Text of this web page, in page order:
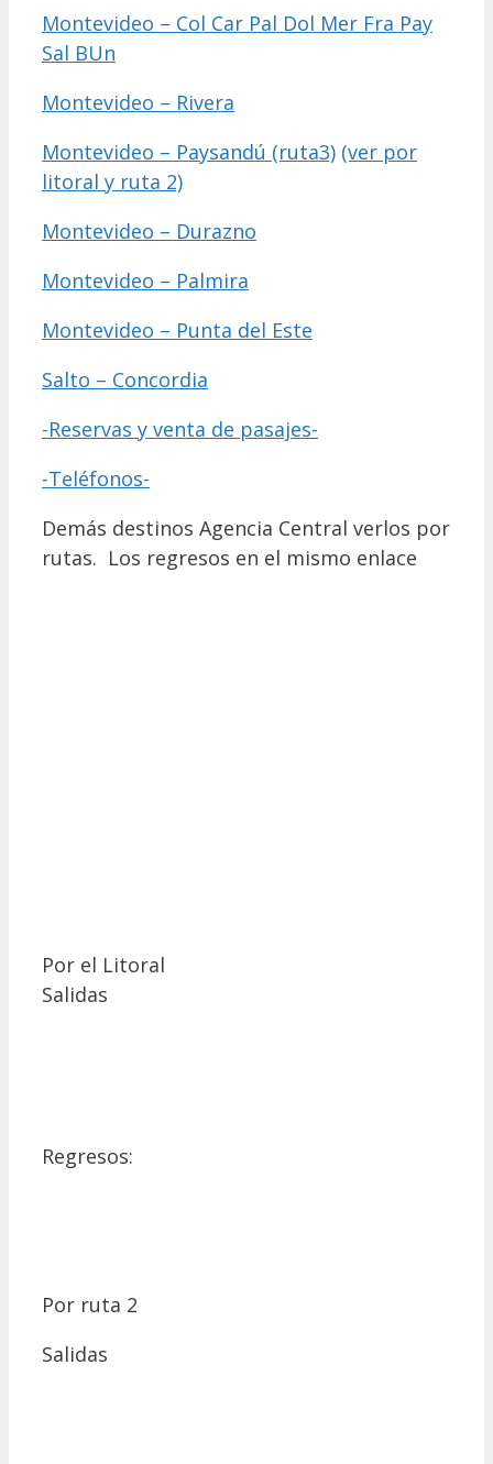
Montevideo – Col Car Pal Dol Mer Fra Pay
Sal BUn
Montevideo – Rivera
Montevideo – Paysandú (ruta3) (ver por
litoral y ruta 2)
Montevideo – Durazno
Montevideo – Palmira
Montevideo – Punta del Este
Salto – Concordia
-Reservas y venta de pasajes-
-Teléfonos-
Demás destinos Agencia Central verlos por
rutas. Los regresos en el mismo enlace
Por el Litoral
Salidas
Regresos:
Por ruta 2
Salidas